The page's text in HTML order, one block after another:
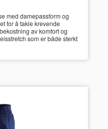
med damepassform og
for å takle krevende
av komfort og
som er både sterkt